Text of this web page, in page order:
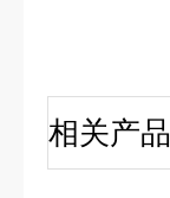
相关产品